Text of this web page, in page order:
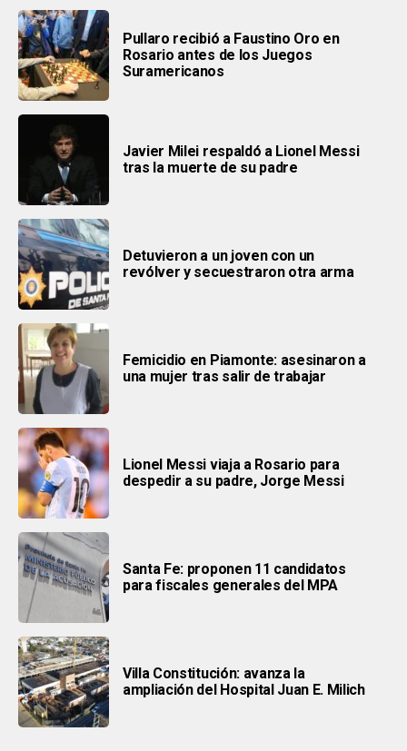
Pullaro recibió a Faustino Oro en
Rosario antes de los Juegos
Suramericanos
Javier Milei respaldó a Lionel Messi
tras la muerte de su padre
Detuvieron a un joven con un
revólver y secuestraron otra arma
Femicidio en Piamonte: asesinaron a
una mujer tras salir de trabajar
Lionel Messi viaja a Rosario para
despedir a su padre, Jorge Messi
Santa Fe: proponen 11 candidatos
para fiscales generales del MPA
Villa Constitución: avanza la
ampliación del Hospital Juan E. Milich